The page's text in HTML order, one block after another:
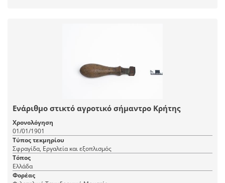
Ενάριθμο στικτό αγροτικό σήμαντρο Κρήτης
Χρονολόγηση
01/01/1901
Τύπος τεκμηρίου
Σφραγίδα, Εργαλεία και εξοπλισμός
Τόπος
Ελλάδα
Φορέας